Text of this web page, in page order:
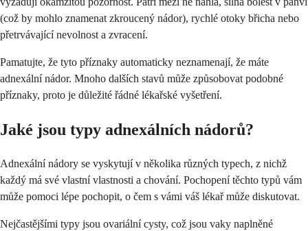
(což by mohlo znamenat zkroucený nádor), rychlé otoky břicha nebo
přetrvávající nevolnost a zvracení.
Pamatujte, že tyto příznaky automaticky neznamenají, že máte
adnexální nádor. Mnoho dalších stavů může způsobovat podobné
příznaky, proto je důležité řádné lékařské vyšetření.
Jaké jsou typy adnexálních nádorů?
Adnexální nádory se vyskytují v několika různých typech, z nichž
každý má své vlastní vlastnosti a chování. Pochopení těchto typů vám
může pomoci lépe pochopit, o čem s vámi váš lékař může diskutovat.
Nejčastějšími typy jsou ovariální cysty, což jsou vaky naplněné